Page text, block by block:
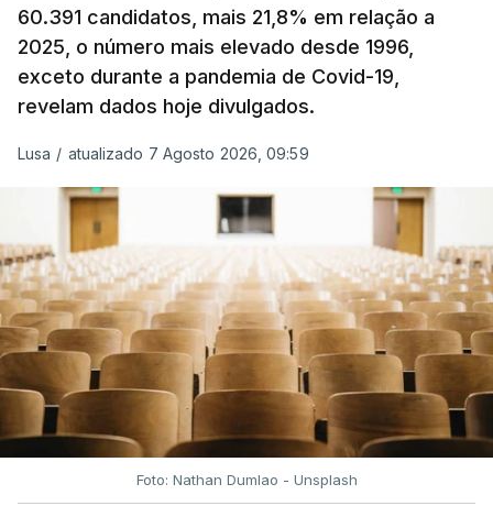
60.391 candidatos, mais 21,8% em relação a
2025, o número mais elevado desde 1996,
exceto durante a pandemia de Covid-19,
revelam dados hoje divulgados.
Lusa / atualizado 7 Agosto 2026, 09:59
Foto: Nathan Dumlao - Unsplash